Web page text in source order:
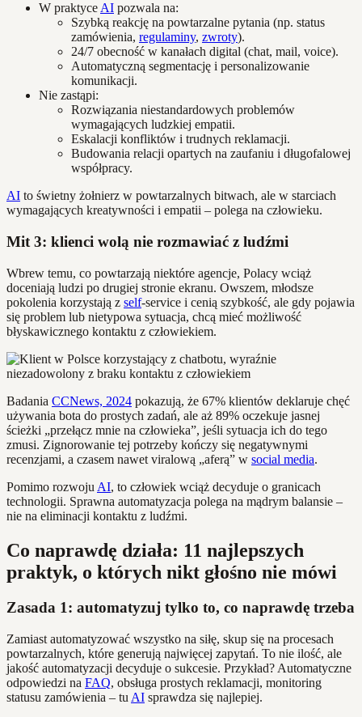
W praktyce AI pozwala na:
Szybką reakcję na powtarzalne pytania (np. status
zamówienia, regulaminy, zwroty).
24/7 obecność w kanałach digital (chat, mail, voice).
Automatyczną segmentację i personalizowanie
komunikacji.
Nie zastąpi:
Rozwiązania niestandardowych problemów
wymagających ludzkiej empatii.
Eskalacji konfliktów i trudnych reklamacji.
Budowania relacji opartych na zaufaniu i długofalowej
współpracy.
AI to świetny żołnierz w powtarzalnych bitwach, ale w starciach
wymagających kreatywności i empatii – polega na człowieku.
Mit 3: klienci wolą nie rozmawiać z ludźmi
Wbrew temu, co powtarzają niektóre agencje, Polacy wciąż
doceniają ludzi po drugiej stronie ekranu. Owszem, młodsze
pokolenia korzystają z self-service i cenią szybkość, ale gdy pojawia
się problem lub nietypowa sytuacja, chcą mieć możliwość
błyskawicznego kontaktu z człowiekiem.
Badania CCNews, 2024 pokazują, że 67% klientów deklaruje chęć
używania bota do prostych zadań, ale aż 89% oczekuje jasnej
ścieżki „przełącz mnie na człowieka”, jeśli sytuacja ich do tego
zmusi. Zignorowanie tej potrzeby kończy się negatywnymi
recenzjami, a czasem nawet viralową „aferą” w social media.
Pomimo rozwoju AI, to człowiek wciąż decyduje o granicach
technologii. Sprawna automatyzacja polega na mądrym balansie –
nie na eliminacji kontaktu z ludźmi.
Co naprawdę działa: 11 najlepszych
praktyk, o których nikt głośno nie mówi
Zasada 1: automatyzuj tylko to, co naprawdę trzeba
Zamiast automatyzować wszystko na siłę, skup się na procesach
powtarzalnych, które generują najwięcej zapytań. To nie ilość, ale
jakość automatyzacji decyduje o sukcesie. Przykład? Automatyczne
odpowiedzi na FAQ, obsługa prostych reklamacji, monitoring
statusu zamówienia – tu AI sprawdza się najlepiej.